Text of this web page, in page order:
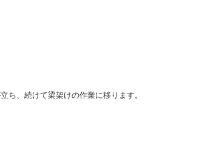
ち、続けて梁架けの作業に移ります。